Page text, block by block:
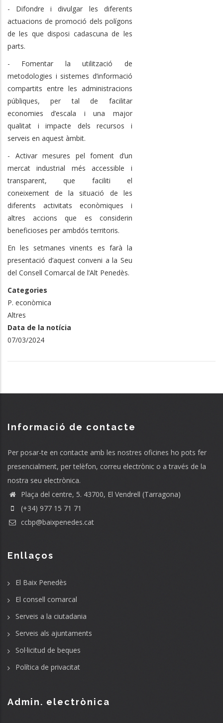
- Difondre i divulgar les diferents
actuacions de promoció dels polígons
de les que disposi cadascuna de les
parts.
- Fomentar la utilització de
metodologies i sistemes d’informació
compartits entre les administracions
públiques, per tal de facilitar
economies d’escala i una major
qualitat i impacte dels recursos i
serveis en aquest àmbit.
- Activar mesures pel foment d’un
mercat industrial més accessible i
transparent, que faciliti el
coneixement de la situació de les
diferents activitats econòmiques i
altres accions que es considerin
beneficioses per ambdós territoris.
En les setmanes vinents es farà la
presentació d’aquest conveni a la Seu
del Consell Comarcal de l’Alt Penedès.
Categories
P. econòmica
Altres
Data de la notícia
07/03/2024
Informació de contacte
Per posar-te en contacte amb les nostres oficines ho pots fer
presencialment, per telèfon, correu electrònic o a través de la
nostra seu electrònica.
Plaça del centre, 5. 43700, El Vendrell (Tarragona)
(+34) 977 15 71 71
ccbp@baixpenedes.cat
Enllaços
El Baix Penedès
El consell comarcal
Serveis a la ciutadania
Serveis als ajuntaments
Sol·licitud de beques
Política de privacitat
Admin. electrònica